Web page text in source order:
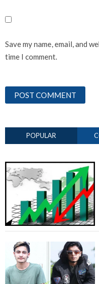
Save my name, email, and
time I comment.
POPULAR